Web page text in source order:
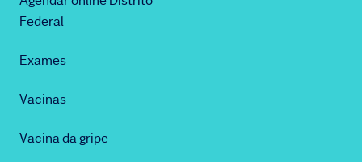
Federal
Exames
Vacinas
Vacina da gripe